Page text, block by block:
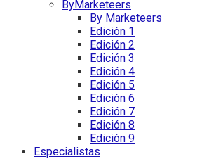
ByMarketeers
By Marketeers
Edición 1
Edición 2
Edición 3
Edición 4
Edición 5
Edición 6
Edición 7
Edición 8
Edición 9
Especialistas